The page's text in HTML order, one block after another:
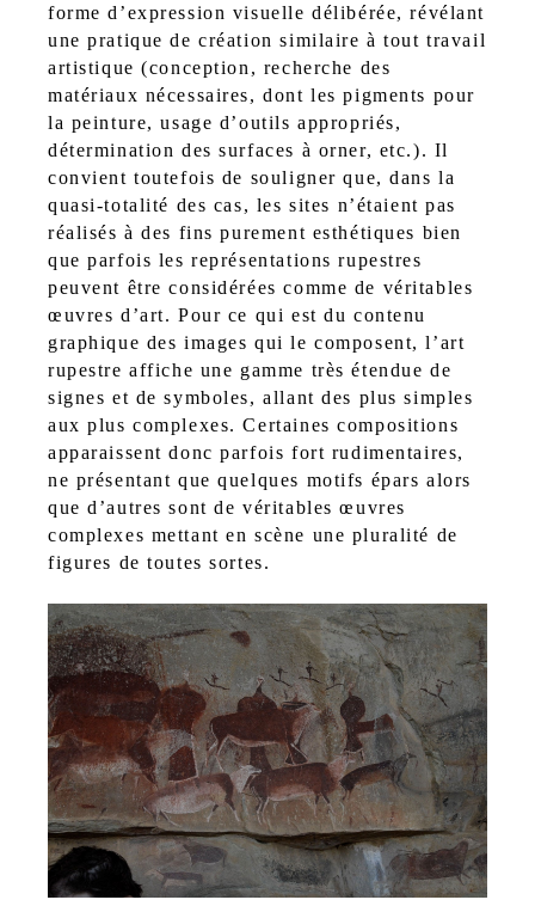
forme d’expression visuelle délibérée, révélant
une pratique de création similaire à tout travail
artistique (conception, recherche des
matériaux nécessaires, dont les pigments pour
la peinture, usage d’outils appropriés,
détermination des surfaces à orner, etc.). Il
convient toutefois de souligner que, dans la
quasi-totalité des cas, les sites n’étaient pas
réalisés à des fins purement esthétiques bien
que parfois les représentations rupestres
peuvent être considérées comme de véritables
œuvres d’art. Pour ce qui est du contenu
graphique des images qui le composent, l’art
rupestre affiche une gamme très étendue de
signes et de symboles, allant des plus simples
aux plus complexes. Certaines compositions
apparaissent donc parfois fort rudimentaires,
ne présentant que quelques motifs épars alors
que d’autres sont de véritables œuvres
complexes mettant en scène une pluralité de
figures de toutes sortes.